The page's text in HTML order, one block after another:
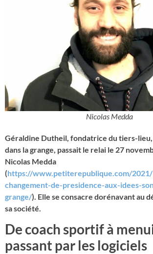
Nicolas Medda
Géraldine Dutheil, fondatrice du tiers-lieu,
dans la grange, passait le relai le 27
Nicolas Medda
(https://www.petiterepublique.com/
changement-de-presidence-aux-idees-
grange/). Elle se consacre dorénavant au
sa société.
De coach sportif à
passant par les logiciels